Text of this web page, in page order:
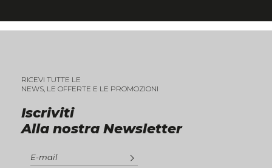
Iscriviti
Alla nostra Newsletter
RICEVI TUTTE LE
NEWS, LE OFFERTE E LE PROMOZIONI